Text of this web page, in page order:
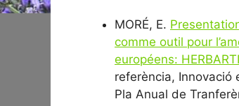
MORÉ, E.
comme outil pour
européens:
referència, Innovació
Pla Anual de